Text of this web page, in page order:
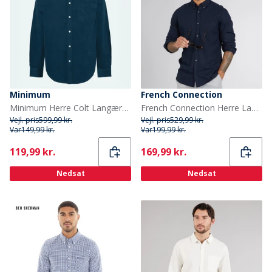
Minimum
Minimum Herre Colt Langærmet Skjorte 4324 Legion Blue
Vejl. pris599,99 kr.
Var149,99 kr.
Current
119,99 kr.
Nedsat
French Connection
French Connection Herre Langærmet shirts Blå
Vejl. pris529,99 kr.
Var199,99 kr.
Current
169,99 kr.
Nedsat